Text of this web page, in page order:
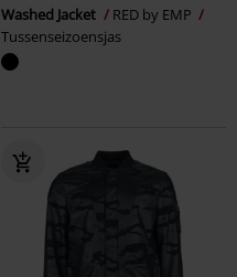
Washed Jacket
RED by EMP
Tussenseizoensjas